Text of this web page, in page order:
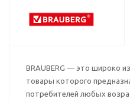
BRAUBERG — это широко
товары которого
потребителей любых